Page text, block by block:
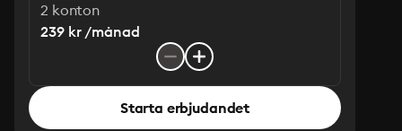
2 konton
239 kr /månad
Starta erbjudandet